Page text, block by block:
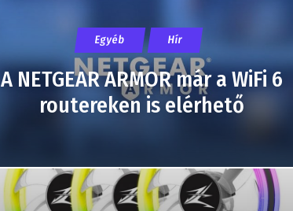
Egyéb Hír
A NETGEAR ARMOR már a WiFi 6
routereken is elérhető